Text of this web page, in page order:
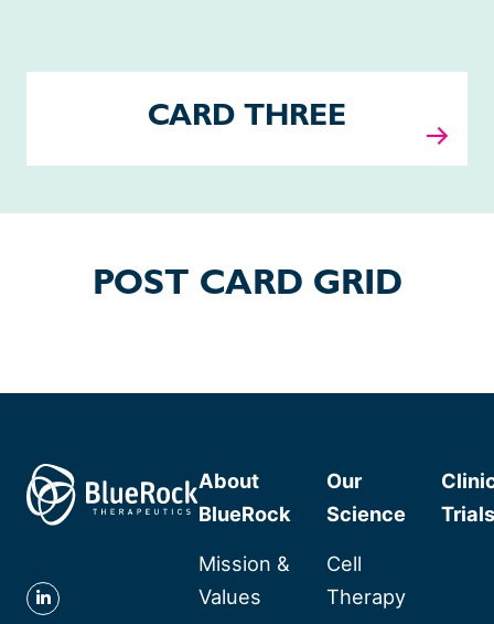
CARD THREE
POST CARD GRID
Follow
About
BlueRock
Mission &
Values
Our
Science
Cell
Therapy